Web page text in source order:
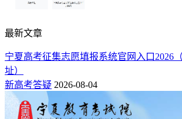
最新文章
宁夏高考征集志愿填报系统官网入口2026
址）
新高考答疑 2026-08-04